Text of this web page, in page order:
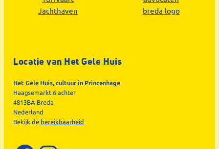
Locatie van Het Gele Huis
Het Gele Huis, cultuur in Princenhage
Haagsemarkt 6 achter
4813BA Breda
Nederland
Bekijk de bereikbaarheid